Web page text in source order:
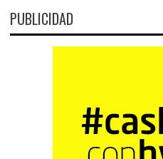
PUBLICIDAD